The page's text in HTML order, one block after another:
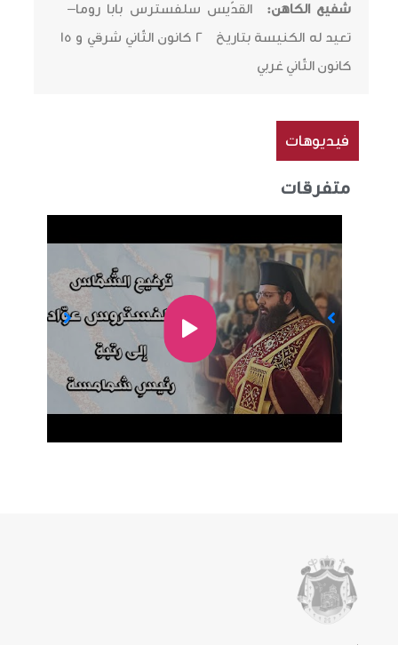
شفيع الكاهن: القدّيس سلفسترس بابا روما–
تعيد له الكنيسة بتاريخ
2 كانون الثّاني شرقي و 15
كانون الثّاني غربي
فيديوهات
متفرقات